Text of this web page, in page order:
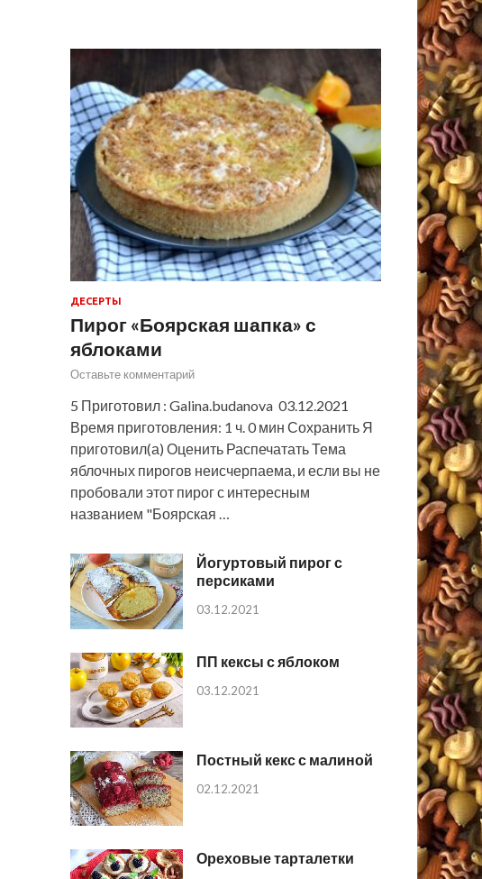
ДЕСЕРТЫ
Пирог «Боярская шапка» с
яблоками
Оставьте комментарий
5 Приготовил : Galina.budanova 03.12.2021
Время приготовления: 1 ч. 0 мин Сохранить Я
приготовил(а) Оценить Распечатать Тема
яблочных пирогов неисчерпаема, и если вы не
пробовали этот пирог с интересным
названием "Боярская …
Йогуртовый пирог с
персиками
03.12.2021
ПП кексы с яблоком
03.12.2021
Постный кекс с малиной
02.12.2021
Ореховые тарталетки